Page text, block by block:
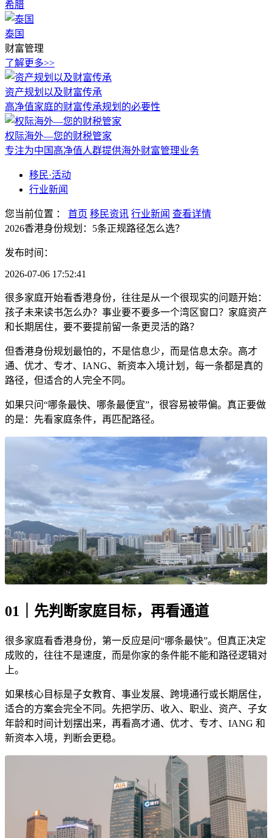
希腊
泰国
财富管理
了解更多>>
资产规划以及财富传承
高净值家庭的财富传承规划的必要性
权际海外—您的财税管家
专注为中国高净值人群提供海外财富管理业务
移民·活动
行业新闻
您当前位置 ： 首页 移民资讯 行业新闻 查看详情
2026香港身份规划：5条正规路径怎么选？
发布时间：
2026-07-06 17:52:41
很多家庭开始看香港身份，往往是从一个很现实的问题开始：
孩子未来读书怎么办？事业要不要多一个湾区窗口？家庭资产
和长期居住，要不要提前留一条更灵活的路？
但香港身份规划最怕的，不是信息少，而是信息太杂。高才
通、优才、专才、IANG、新资本入境计划，每一条都是真的
路径，但适合的人完全不同。
如果只问“哪条最快、哪条最便宜”，很容易被带偏。真正要做
的是：先看家庭条件，再匹配路径。
01｜先判断家庭目标，再看通道
很多家庭看香港身份，第一反应是问“哪条最快”。但真正决定
成败的，往往不是速度，而是你家的条件能不能和路径逻辑对
上。
如果核心目标是子女教育、事业发展、跨境通行或长期居住，
适合的方案会完全不同。先把学历、收入、职业、资产、子女
年龄和时间计划摆出来，再看高才通、优才、专才、IANG 和
新资本入境，判断会更稳。